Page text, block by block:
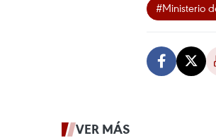
#Ministerio
VER MÁS